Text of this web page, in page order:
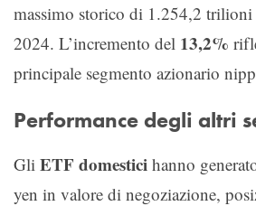
massimo storico di 1.254,2
2024. L’incremento del 13,2%
principale segmento azionario
Performance degli altri
Gli ETF domestici hanno
yen in valore di negoziazione,